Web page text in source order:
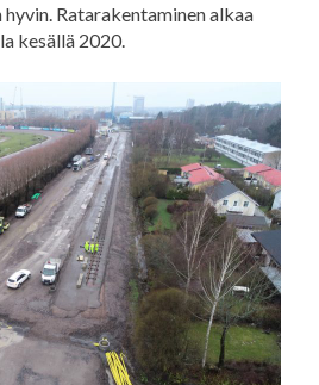
Ratarakentaminen alkaa
kesällä 2020.